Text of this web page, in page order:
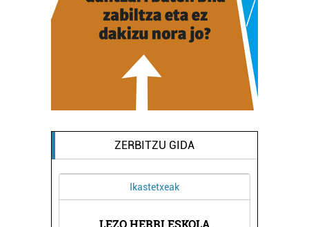
ZERBITZU GIDA
Ikastetxeak
LEZO HERRI ESKOLA